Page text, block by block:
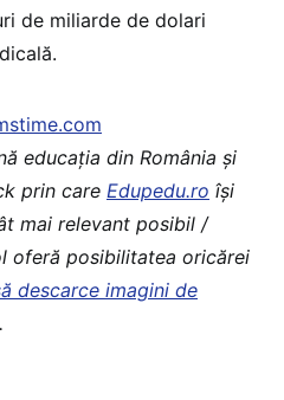
de miliarde de dolari
educaţia din România şi
prin care Edupedu.ro îşi
mai relevant posibil /
oferă posibilitatea oricărei
descarce imagini de
.